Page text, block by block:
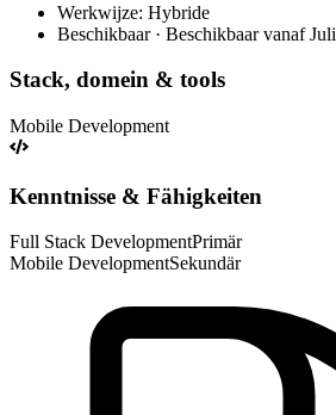
Werkwijze: Hybride
Beschikbaar · Beschikbaar vanaf
Stack, domein & tools
Mobile Development
Kenntnisse & Fähigkeiten
Full Stack DevelopmentPrimär
Mobile DevelopmentSekundär